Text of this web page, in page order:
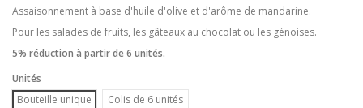
Assaisonnement à base d'huile d'olive et d'arôme de mandarine.
Pour les salades de fruits, les gâteaux au chocolat ou les génoises.
5% réduction à partir de 6 unités.
Unités
Bouteille unique
Colis de 6 unités